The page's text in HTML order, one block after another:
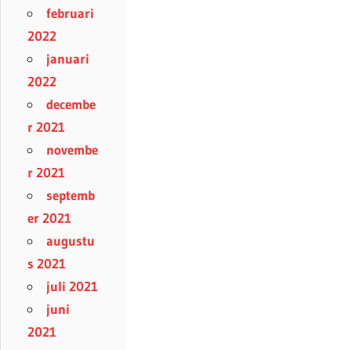
februari
2022
januari
2022
decembe
r 2021
novembe
r 2021
septemb
er 2021
augustu
s 2021
juli 2021
juni
2021